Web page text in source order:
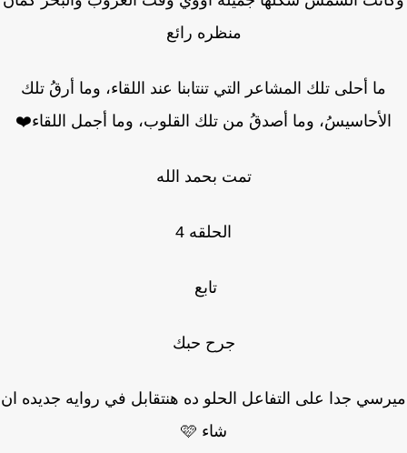
منظره رائع
ما أحلى تلك المشاعر التي تنتابنا عند اللقاء، وما أرقُ تلك
الأحاسيسُ، وما أصدقُ من تلك القلوب، وما أجمل اللقاء❤️
تمت بحمد الله
الحلقه 4
تابع
جرح حبك
جدا على التفاعل الحلو ده هنتقابل في روايه جديده ان
شاء 🩷